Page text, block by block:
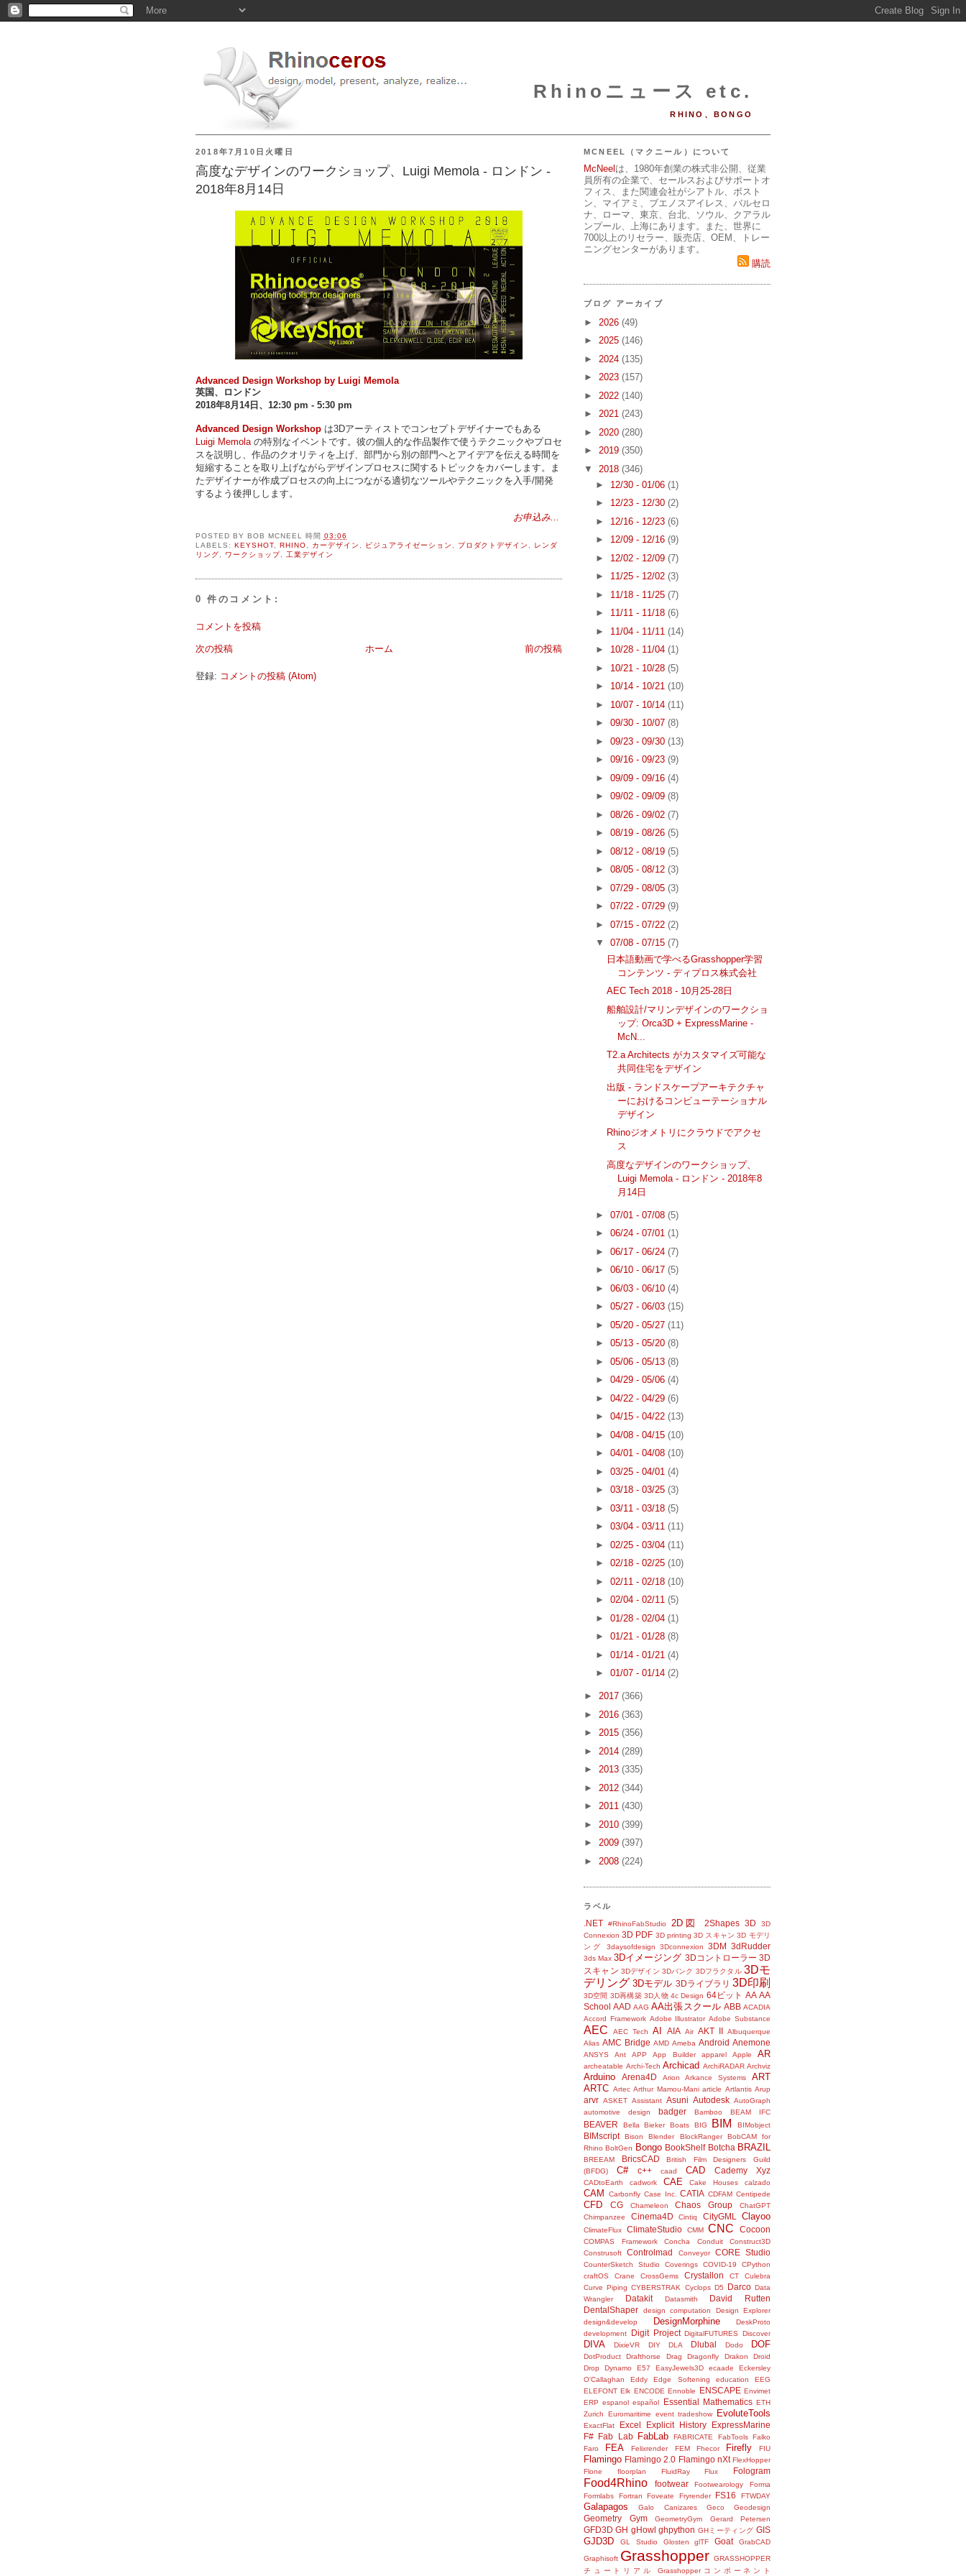
Rhinoニュース etc.
RHINO、BONGO
2018年7月10日火曜日
高度なデザインのワークショップ、Luigi Memola - ロンドン -
2018年8月14日
Advanced Design Workshop by Luigi Memola
英国、ロンドン
2018年8月14日、12:30 pm - 5:30 pm
Advanced Design Workshop は3Dアーティストでコンセプトデザイナーでもある
Luigi Memolaの特別なイベントです。彼の個人的な作品製作で使うテクニックやプロセ
スを説明し、作品のクオリティを上げ、部門から別の部門へとアイデアを伝える時間を
短縮することを取り上げながらデザインプロセスに関するトピックをカバーします。ま
たデザイナーが作成プロセスの向上につながる適切なツールやテクニックを入手/開発
するよう後押しします。
お申込み...
POSTED BY BOB MCNEEL 時間 03:06
LABELS: KEYSHOT, RHINO カーデザイン ビジュアライゼーション プロダクトデザイン
レンダ
リング
ワークショップ, 工業デザイン
0 件のコメント:
コメントを投稿
次の投稿 前の投稿
ホーム
登録: コメントの投稿 (Atom)
MCNEEL（マクニール）について
McNeel は、1980年創業の株式非公開、従業
員所有の企業で、セールスおよびサポートオ
フィス、また関連会社がシアトル、ボスト
ン、マイアミ、ブエノスアイレス、バルセロ
ナ、ローマ、東京、台北、ソウル、クアラル
ンプール、上海にあります。また、世界に
700以上のリセラー、販売店、OEM、トレー
ニングセンターがあります。
購読
ブログ アーカイブ
► 2026 (49)
► 2025 (146)
► 2024 (135)
► 2023 (157)
► 2022 (140)
► 2021 (243)
► 2020 (280)
► 2019 (350)
▼ 2018 (346)
► 12/30 - 01/06 (1)
► 12/23 - 12/30 (2)
► 12/16 - 12/23 (6)
► 12/09 - 12/16 (9)
► 12/02 - 12/09 (7)
► 11/25 - 12/02 (3)
► 11/18 - 11/25 (7)
► 11/11 - 11/18 (6)
► 11/04 - 11/11 (14)
► 10/28 - 11/04 (1)
► 10/21 - 10/28 (5)
► 10/14 - 10/21 (10)
► 10/07 - 10/14 (11)
► 09/30 - 10/07 (8)
► 09/23 - 09/30 (13)
► 09/16 - 09/23 (9)
► 09/09 - 09/16 (4)
► 09/02 - 09/09 (8)
► 08/26 - 09/02 (7)
► 08/19 - 08/26 (5)
► 08/12 - 08/19 (5)
► 08/05 - 08/12 (3)
► 07/29 - 08/05 (3)
► 07/22 - 07/29 (9)
► 07/15 - 07/22 (2)
▼ 07/08 - 07/15 (7)
日本語動画で学べるGrasshopper学習
コンテンツ - ディプロス株式会社
AEC Tech 2018 - 10月25-28日
船舶設計/マリンデザインのワークショ
ップ: Orca3D + ExpressMarine -
McN...
T2.a Architects がカスタマイズ可能な
共同住宅をデザイン
出版 - ランドスケープアーキテクチャ
ーにおけるコンピューテーショナル
デザイン
Rhinoジオメトリにクラウドでアクセ
ス
高度なデザインのワークショップ、
Luigi Memola - ロンドン - 2018年8
月14日
► 07/01 - 07/08 (5)
► 06/24 - 07/01 (1)
► 06/17 - 06/24 (7)
► 06/10 - 06/17 (5)
► 06/03 - 06/10 (4)
► 05/27 - 06/03 (15)
► 05/20 - 05/27 (11)
► 05/13 - 05/20 (8)
► 05/06 - 05/13 (8)
► 04/29 - 05/06 (4)
► 04/22 - 04/29 (6)
► 04/15 - 04/22 (13)
► 04/08 - 04/15 (10)
► 04/01 - 04/08 (10)
► 03/25 - 04/01 (4)
► 03/18 - 03/25 (3)
► 03/11 - 03/18 (5)
► 03/04 - 03/11 (11)
► 02/25 - 03/04 (11)
► 02/18 - 02/25 (10)
► 02/11 - 02/18 (10)
► 02/04 - 02/11 (5)
► 01/28 - 02/04 (1)
► 01/21 - 01/28 (8)
► 01/14 - 01/21 (4)
► 01/07 - 01/14 (2)
► 2017 (366)
► 2016 (363)
► 2015 (356)
► 2014 (289)
► 2013 (335)
► 2012 (344)
► 2011 (430)
► 2010 (399)
► 2009 (397)
► 2008 (224)
ラベル
.NET #RhinoFabStudio 2D図 2Shapes 3D
3D
Connexion 3D PDF 3D printing 3D スキャン 3D モデリ
ング
3daysofdesign 3Dconnexion 3DM 3dRudder
3ds Max 3Dイメージング 3Dコントローラー 3D
スキャン 3Dデザイン 3Dバンク 3Dフラクタル 3Dモ
デリング 3Dモデル 3Dライブラリ 3D印刷
3D空間 3D再構築 3D人物 4c Design 64ビット AA AA
School AAD AAG AA出張スクール ABB ACADIA
Accord Framework Adobe Illustrator Adobe Substance
AEC AEC Tech AI AIA Air AKT II
Albuquerque
Alias AMC Bridge AMD Ameba Android Anemone
ANSYS Ant APP App Builder apparel Apple AR
archeatable Archi-Tech Archicad ArchiRADAR Archviz
Arduino Arena4D Arion Arkance Systems
ART
ARTC Artec Arthur Mamou-Mani article Artlantis Arup
arvr ASKET Assistant Asuni Autodesk AutoGraph
automotive design
badger Bamboo BEAM IFC
BEAVER Bella Bieker Boats BIG BIM BIMobject
BIMscript Bison Blender BlockRanger
BobCAM for
Rhino BoltGen Bongo BookShelf Botcha BRAZIL
BREEAM BricsCAD
British Film Designers Guild
(BFDG)
C# c++ caad CAD Cademy Xyz
CADtoEarth cadwork CAE Cake Houses calzado
CAM Carbonfly Case Inc. CATIA CDFAM Centipede
CFD CG Chameleon Chaos Group
ChatGPT
Chimpanzee
Cinema4D Cintiq CityGML Clayoo
ClimateFlux ClimateStudio CMM CNC Cocoon
COMPAS Framework Concha Conduit
Construct3D
Construsoft
Controlmad Conveyor CORE Studio
CounterSketch Studio Coverings COVID-19
CPython
craftOS
Crane CrossGems Crystallon CT
Culebra
Curve Piping CYBERSTRAK Cyclops D5 Darco Data
Wrangler
Datakit Datasmith
David Rutten
DentalShaper
design computation
Design Explorer
design&develop
DesignMorphine
DeskProto
development
Digit Project DigitalFUTURES Discover
DIVA DixieVR DIY DLA Dlubal Dodo DOF
DotProduct Drafthorse Drag Dragonfly Drakon
Droid
Drop
Dynamo E57 EasyJewels3D ecaade
Eckersley
O'Callaghan
Eddy Edge Softening education
EEG
ELEFONT Elk ENCODE Ennoble ENSCAPE Envimet
ERP espanol español Essential Mathematics ETH
Zurich
Euromaritime event tradeshow EvoluteTools
ExactFlat Excel Explicit History
ExpressMarine
F#
Fab Lab FabLab FABRICATE FabTools
Falko
Faro
FEA Felixrender FEM Fhecor Firefly FIU
Flamingo Flamingo 2.0 Flamingo nXt FlexHopper
Flone
floorplan FluidRay Flux Fologram
Food4Rhino footwear Footwearology
Forma
Formlabs
Fortran Foveate Fryrender FS16 FTWDAY
Galapagos Galo Canizares Geco Geodesign
Geometry Gym GeometryGym Gerard Petersen
GFD3D GH gHowl ghpython GHミーティング GIS
GJD3D GL Studio Glosten glTF Goat GrabCAD
Graphisoft Grasshopper GRASSHOPPER
チュートリアル
Grasshopperコンポーネント